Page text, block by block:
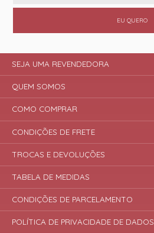
EU QUERO
SEJA UMA REVENDEDORA
QUEM SOMOS
COMO COMPRAR
CONDIÇÕES DE FRETE
TROCAS E DEVOLUÇÕES
TABELA DE MEDIDAS
CONDIÇÕES DE PARCELAMENTO
POLÍTICA DE PRIVACIDADE DE DADOS